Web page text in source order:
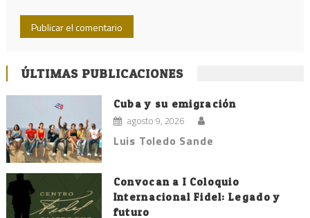
ÚLTIMAS PUBLICACIONES
Cuba y su emigración
agosto 9, 2026
Luis Toledo Sande
Convocan a I Coloquio
Internacional Fidel: Legado y
futuro